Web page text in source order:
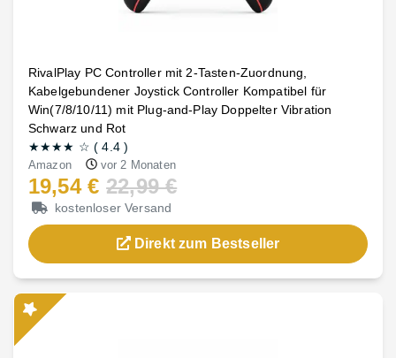
RivalPlay PC Controller mit 2-Tasten-Zuordnung,
Kabelgebundener Joystick Controller Kompatibel für
Win(7/8/10/11) mit Plug-and-Play Doppelter Vibration
Schwarz und Rot
★★★★ ☆ (4.4)
Amazon vor 2 Monaten
19,54 € 22,99 €
kostenloser Versand
Direkt zum Bestseller